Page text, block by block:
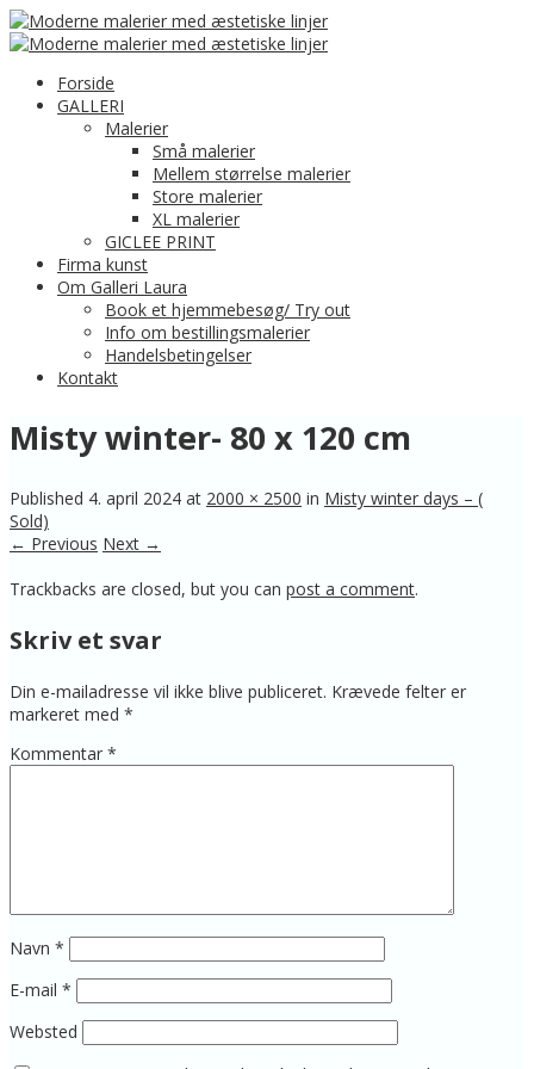
Forside
GALLERI
Malerier
Små malerier
Mellem størrelse malerier
Store malerier
XL malerier
GICLEE PRINT
Firma kunst
Om Galleri Laura
Book et hjemmebesøg/ Try out
Info om bestillingsmalerier
Handelsbetingelser
Kontakt
Misty winter- 80 x 120 cm
Published 4. april 2024 at 2000 × 2500 in Misty winter days – (
Sold)
← Previous Next →
Trackbacks are closed, but you can post a comment.
Skriv et svar
Din e-mailadresse vil ikke blive publiceret. Krævede felter er
markeret med *
Kommentar *
Navn *
E-mail *
Websted